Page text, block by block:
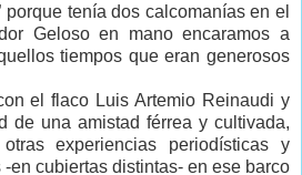
porque tenía dos calcomanías en el
Geloso en mano encaramos a
tiempos que eran generosos
el flaco Luis Artemio Reinaudi y
de una amistad férrea y cultivada,
experiencias periodísticas y
-en cubiertas distintas- en ese barco